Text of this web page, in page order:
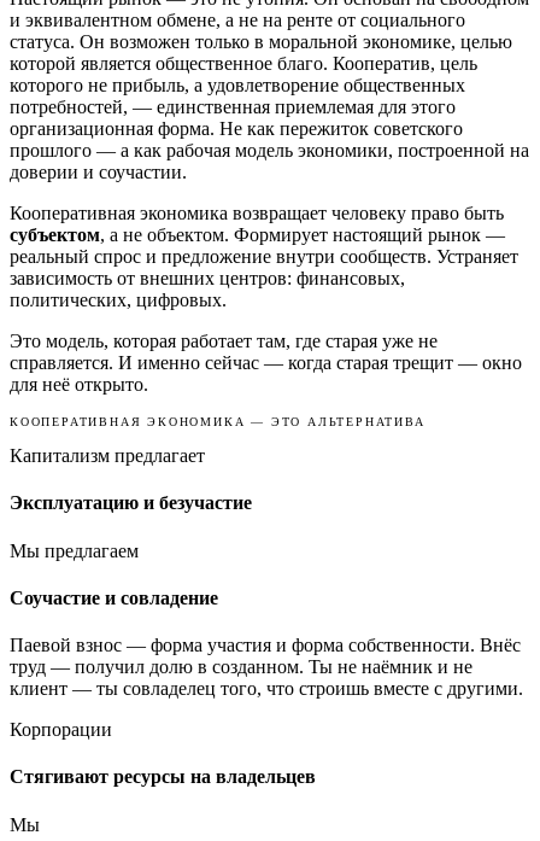
и эквивалентном обмене, а не на ренте от социального
статуса. Он возможен только в моральной экономике, целью
которой является общественное благо. Кооператив, цель
которого не прибыль, а удовлетворение общественных
потребностей, — единственная приемлемая для этого
организационная форма. Не как пережиток советского
прошлого — а как рабочая модель экономики, построенной на
доверии и соучастии.
Кооперативная экономика возвращает человеку право быть
субъектом, а не объектом. Формирует настоящий рынок —
реальный спрос и предложение внутри сообществ. Устраняет
зависимость от внешних центров: финансовых,
политических, цифровых.
Это модель, которая работает там, где старая уже не
справляется. И именно сейчас — когда старая трещит — окно
для неё открыто.
КООПЕРАТИВНАЯ ЭКОНОМИКА — ЭТО АЛЬТЕРНАТИВА
Капитализм предлагает
Эксплуатацию и безучастие
Мы предлагаем
Соучастие и совладение
Паевой взнос — форма участия и форма собственности. Внёс
труд — получил долю в созданном. Ты не наёмник и не
клиент — ты совладелец того, что строишь вместе с другими.
Корпорации
Стягивают ресурсы на владельцев
Мы